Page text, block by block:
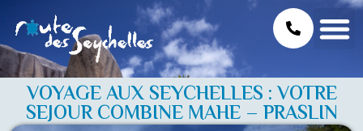
VOYAGE AUX SEYCHELLES : VOTRE
SEJOUR COMBINE MAHE – PRASLIN